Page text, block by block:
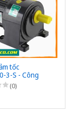
tốc
3-S - Công
(5HP) - 1/3
- 3Pha
(0)